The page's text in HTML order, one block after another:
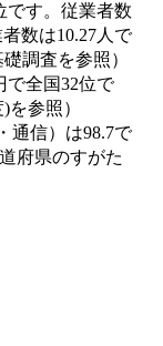
です。従業者数
数は10.27人で
調査を参照）
で全国32位で
参照）
通信）は98.7で
府県のすがた